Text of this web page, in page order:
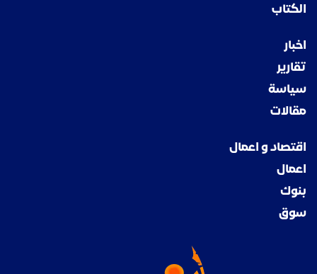
الكتاب
اخبار
تقارير
سياسة
مقالات
اقتصاد و اعمال
اعمال
بنوك
سوق